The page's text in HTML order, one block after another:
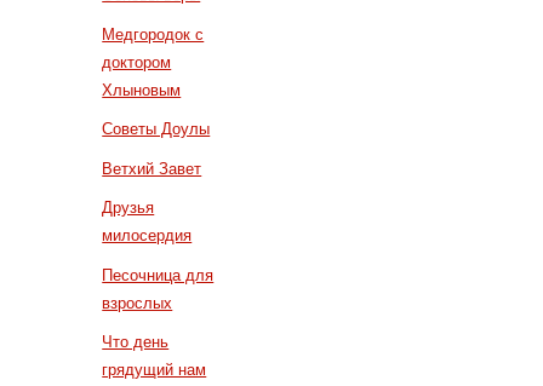
Медгородок с
доктором
Хлыновым
Советы Доулы
Ветхий Завет
Друзья
милосердия
Песочница для
взрослых
Что день
грядущий нам